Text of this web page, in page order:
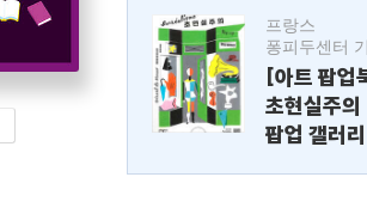
프랑스
퐁피두센터
[아트 팝업
초현실주의
팝업 갤러리